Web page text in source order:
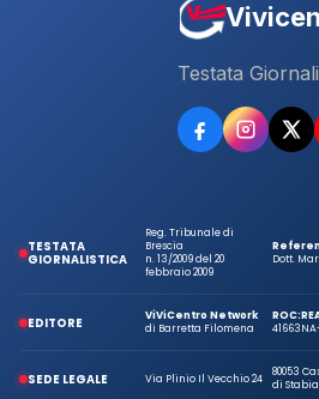
Testata
TESTATA
GIORNALISTICA
Reg. Tribunale di
Brescia
n. 13/2009 del 20
febbraio 2009
Dott.
EDITORE
ViViCentro Network
di Barretta Filomena
ROC:
41663
SEDE LEGALE Via Plinio Il Vecchio 24
80053
di Stabia